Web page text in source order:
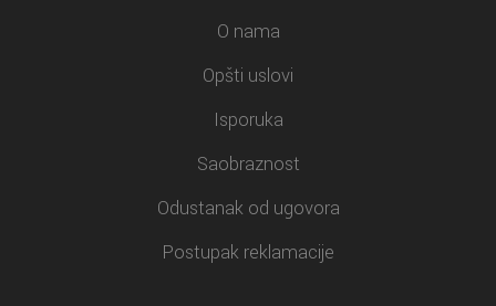
O nama
Opšti uslovi
Isporuka
Saobraznost
Odustanak od ugovora
Postupak reklamacije